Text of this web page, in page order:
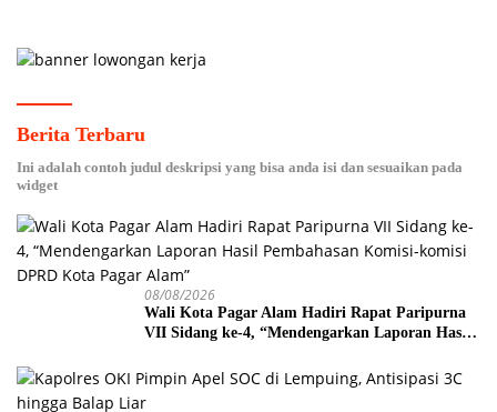
Berita Terbaru
Ini adalah contoh judul deskripsi yang bisa anda isi dan sesuaikan pada
widget
08/08/2026
Wali Kota Pagar Alam Hadiri Rapat Paripurna
VII Sidang ke-4, “Mendengarkan Laporan Hasil
Alam”